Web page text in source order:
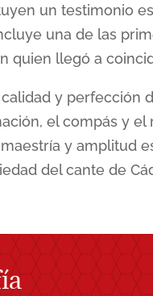
un testimonio
una de las
quien llegó a
y perfección
el compás y el
y amplitud
del cante de